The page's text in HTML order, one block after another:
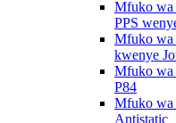
Mfuko wa
PPS
Mfuko wa
kwenye
Mfuko wa
P84
Mfuko wa
Antistatic